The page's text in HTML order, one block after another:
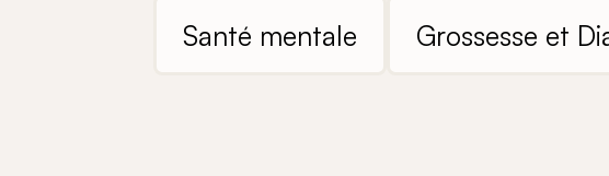
Santé mentale Grossesse et